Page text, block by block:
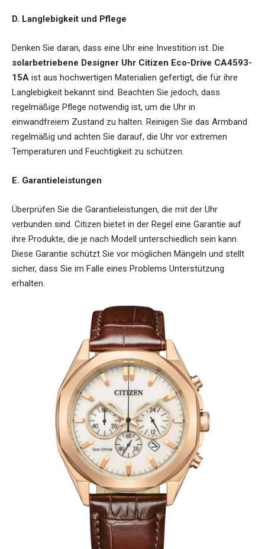
D. Langlebigkeit und Pflege
Denken Sie daran, dass eine Uhr eine Investition ist. Die
solarbetriebene Designer Uhr Citizen Eco-Drive CA4593-
15A ist aus hochwertigen Materialien gefertigt, die für ihre
Langlebigkeit bekannt sind. Beachten Sie jedoch, dass
regelmäßige Pflege notwendig ist, um die Uhr in
einwandfreiem Zustand zu halten. Reinigen Sie das Armband
regelmäßig und achten Sie darauf, die Uhr vor extremen
Temperaturen und Feuchtigkeit zu schützen.
E. Garantieleistungen
Überprüfen Sie die Garantieleistungen, die mit der Uhr
verbunden sind. Citizen bietet in der Regel eine Garantie auf
ihre Produkte, die je nach Modell unterschiedlich sein kann.
Diese Garantie schützt Sie vor möglichen Mängeln und stellt
sicher, dass Sie im Falle eines Problems Unterstützung
erhalten.